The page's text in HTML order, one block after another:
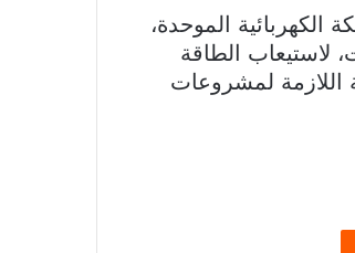
الموحدة،
الطاقة
اللازمة لمشروعات